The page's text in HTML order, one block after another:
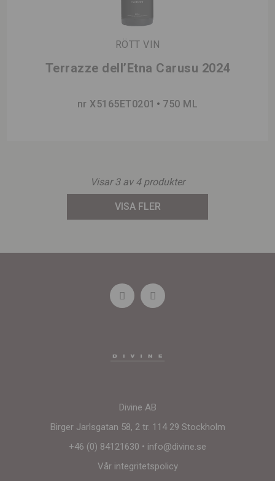
RÖTT VIN
Terrazze dell’Etna Carusu 2024
nr X5165ET0201 750 ML
Visar3av 4produkter
VISA FLER
Divine AB
Birger Jarlsgatan 58, 2 tr. 114 29 Stockholm
+46 (0) 84121630 • info@divine.se
Vår integritetspolicy